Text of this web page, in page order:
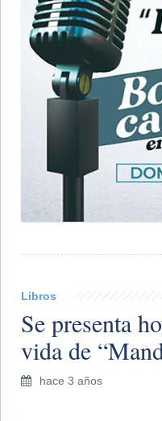
Libros
Se presenta
vida de
hace 3 años